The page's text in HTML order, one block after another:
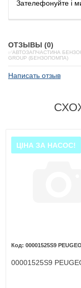
Зателефонуйте і
ОТЗЫВЫ (0)
✅АВТОЗАПЧАСТИНА
GROUP (БЕНЗОПОМПА)
Написать отзыв
ЦІНА ЗА НАСОС!
00001525S9
00001525S9